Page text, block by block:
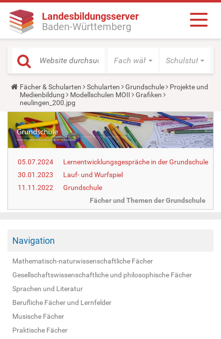
Landesbildungsserver
Baden-Württemberg
Fach wählen Schulstufe
Y
o
u
a
e
h
e
r
:
Fächer & Schularten Schularten Grundschule
Projekte und
Medienbildung
Modellschulen MOII
Grafiken
neulingen_200.jpg
05.07.2024
Lernentwicklungsgespräche in der Grundschule
30.01.2023
Lauf- und Wurfspiel
11.11.2022
Grundschule
Fächer und Themen der Grundschule
Navigation
Mathematisch-naturwissenschaftliche Fächer
Gesellschaftswissenschaftliche und philosophische Fächer
Sprachen und Literatur
Berufliche Fächer und Lernfelder
Musische Fächer
Praktische Fächer